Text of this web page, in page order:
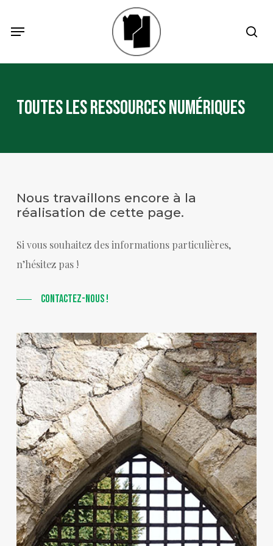
content
Menu
Toutes les ressources numériques
Nous travaillons encore à la
réalisation de cette page.
Si vous souhaitez des informations particulières,
n’hésitez pas !
CONTACTEZ-NOUS !
Menu